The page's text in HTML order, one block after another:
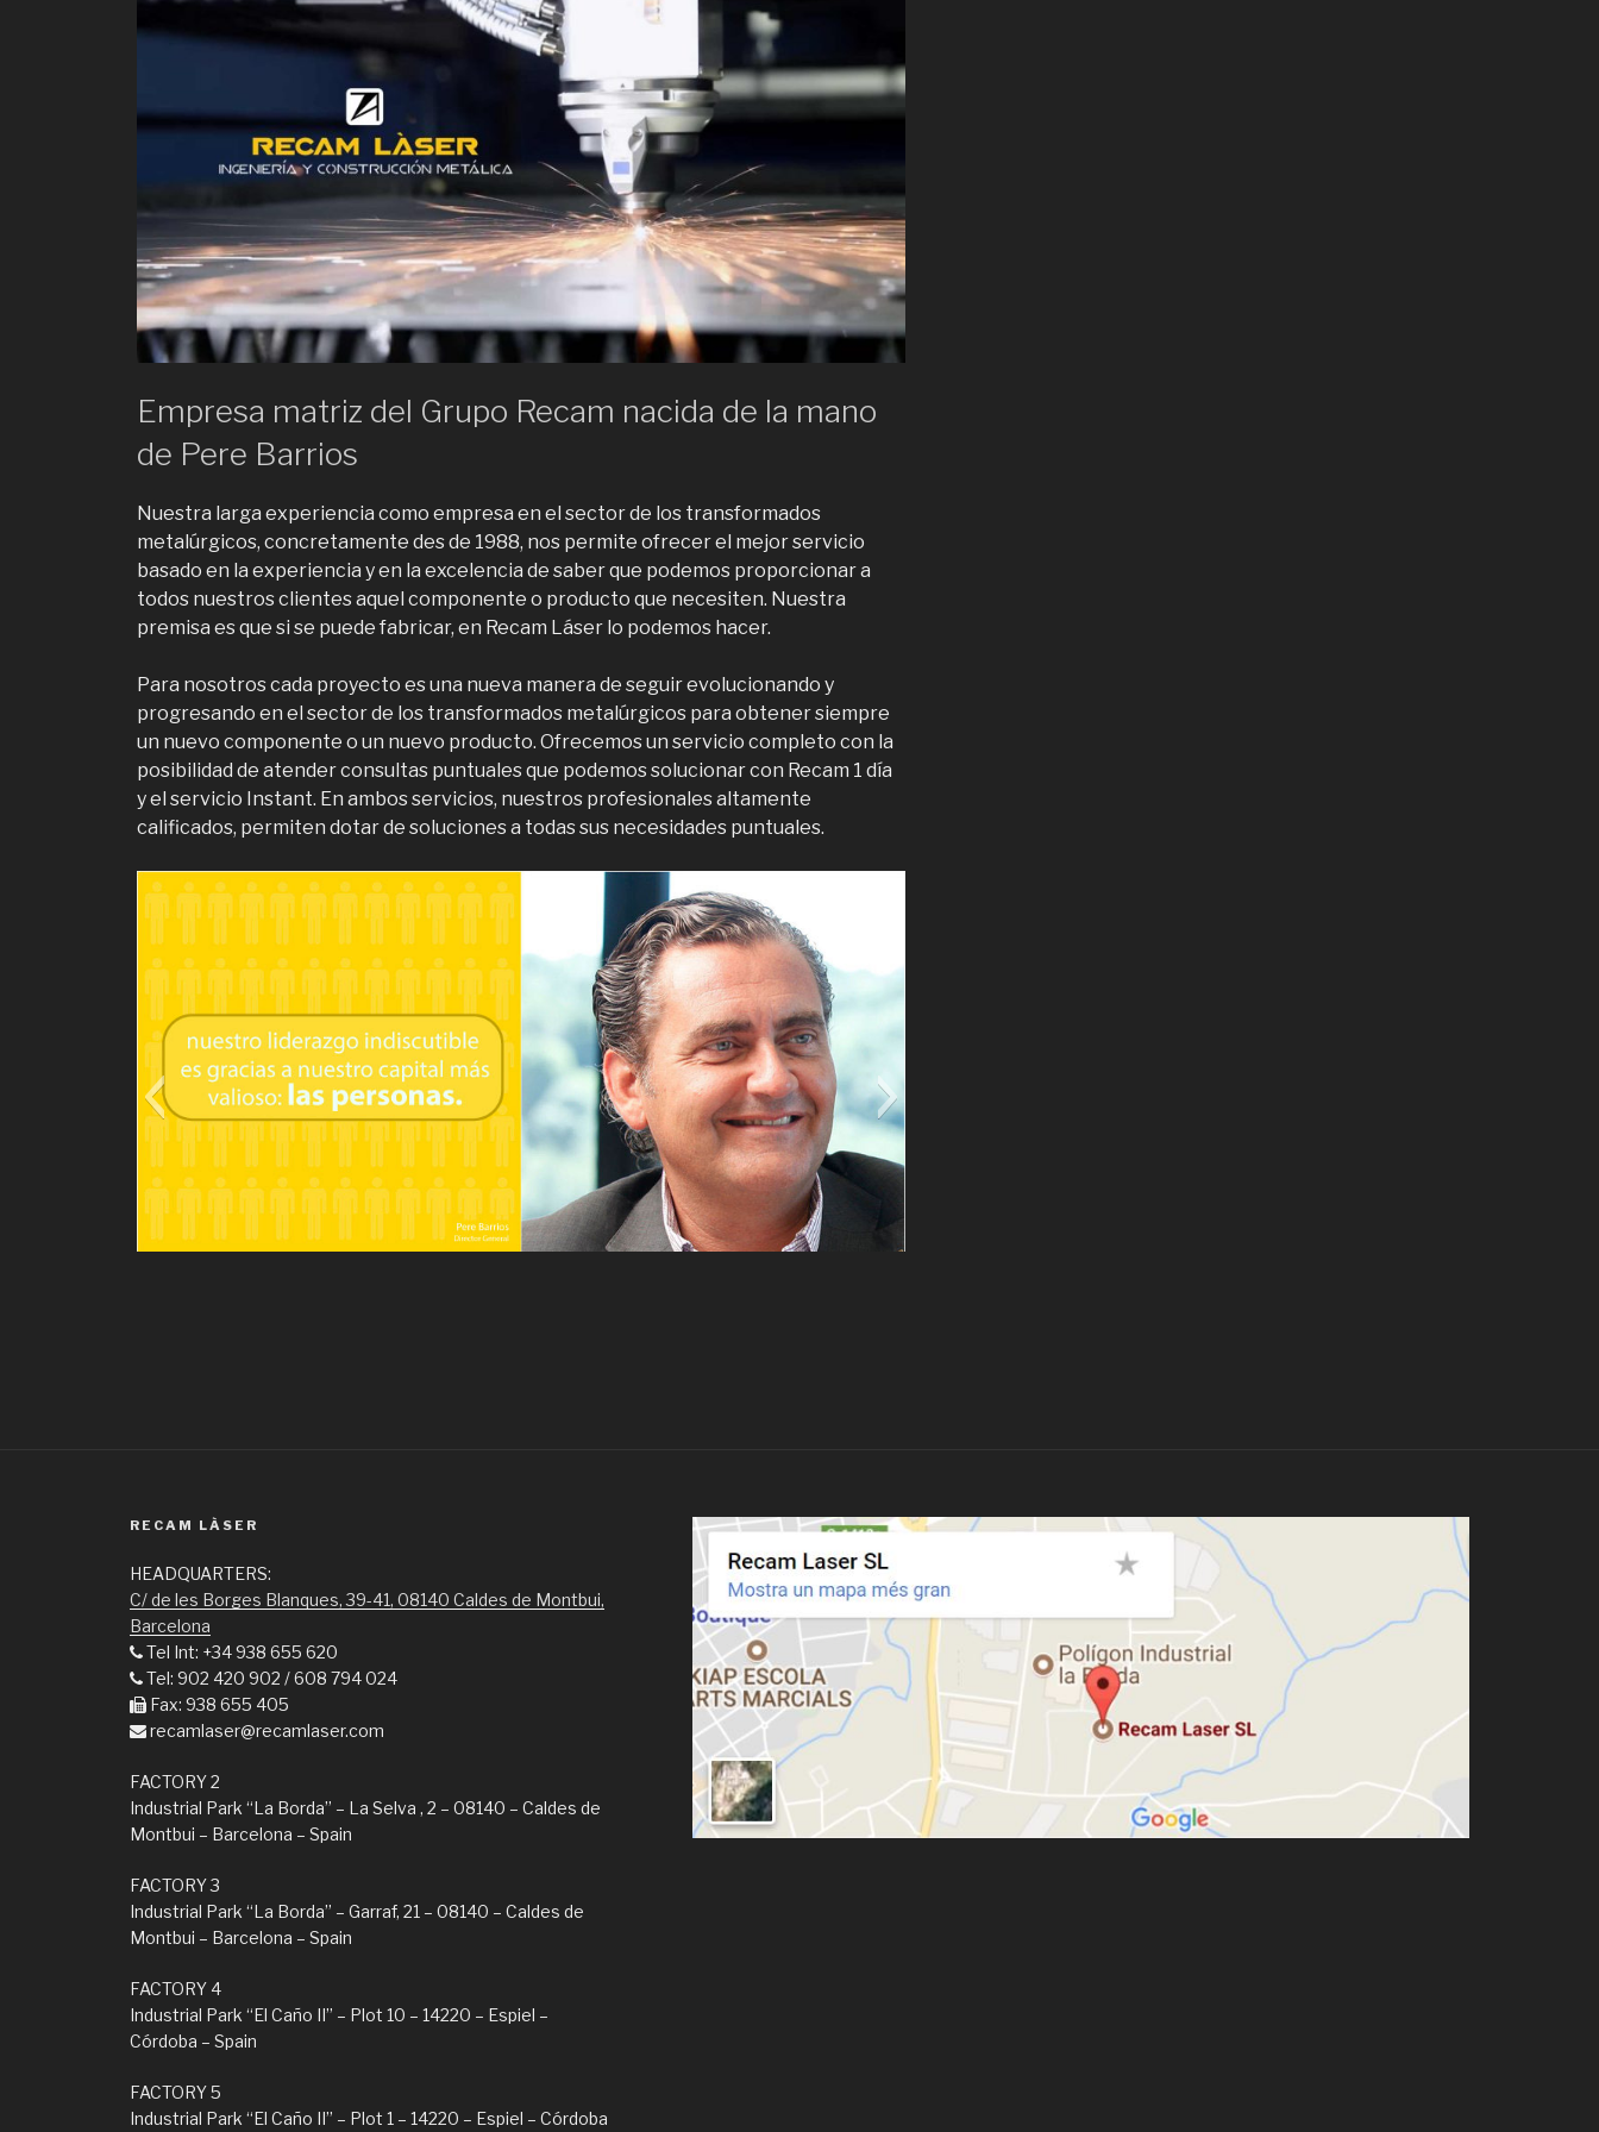
Empresa matriz del Grupo Recam nacida de la mano
de Pere Barrios
Nuestra larga experiencia como empresa en el sector de los transformados
metalúrgicos, concretamente des de 1988, nos permite ofrecer el mejor servicio
basado en la experiencia y en la excelencia de saber que podemos proporcionar a
todos nuestros clientes aquel componente o producto que necesiten. Nuestra
premisa es que si se puede fabricar, en Recam Láser lo podemos hacer.
Para nosotros cada proyecto es una nueva manera de seguir evolucionando y
progresando en el sector de los transformados metalúrgicos para obtener siempre
un nuevo componente o un nuevo producto. Ofrecemos un servicio completo con la
posibilidad de atender consultas puntuales que podemos solucionar con Recam 1 día
y el servicio Instant. En ambos servicios, nuestros profesionales altamente
calificados, permiten dotar de soluciones a todas sus necesidades puntuales.
RECAM LÀSER
HEADQUARTERS:
C/ de les Borges Blanques, 39-41, 08140 Caldes de Montbui,
Barcelona
Tel Int: +34 938 655 620
Tel: 902 420 902 / 608 794 024
Fax: 938 655 405
recamlaser@recamlaser.com
FACTORY 2
Industrial Park “La Borda” – La Selva , 2 – 08140 – Caldes de
Montbui – Barcelona – Spain
FACTORY 3
Industrial Park “La Borda” – Garraf, 21 – 08140 – Caldes de
Montbui – Barcelona – Spain
FACTORY 4
Industrial Park “El Caño II” – Plot 10 – 14220 – Espiel –
Córdoba – Spain
FACTORY 5
Industrial Park “El Caño II” – Plot 1 – 14220 – Espiel – Córdoba